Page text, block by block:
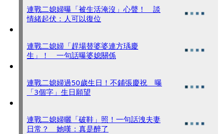
連戰二媳婦曝「被生活淹沒」心聲！ 談
情緒起伏：人可以復位
連戰二媳婦「趕場替婆婆連方瑀慶
生」！ 一句話曝婆媳關係
連戰二媳婦過50歲生日！不鋪張慶祝 曝
「3個字」生日願望
連戰二媳婦曬「破鞋」照！一句話洩夫妻
日常？ 她嘆：真是醉了